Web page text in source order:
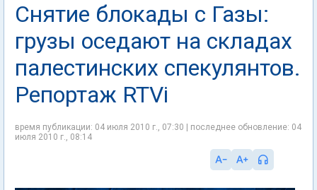
Снятие блокады с Газы:
грузы оседают на складах
палестинских спекулянтов.
Репортаж RTVi
время публикации: 04 июля 2010 г., 07:30 | последнее обновление: 04
июля 2010 г., 08:14